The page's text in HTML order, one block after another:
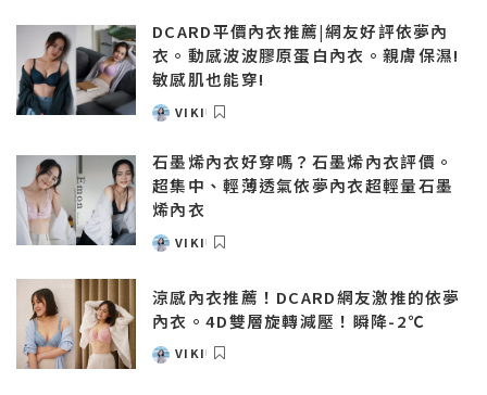
DCARD平價內衣推薦|網友好評依夢內
衣。動感波波膠原蛋白內衣。親膚保濕!
敏感肌也能穿!
POSTED
VIKI
石墨烯內衣好穿嗎？石墨烯內衣評價。
超集中、輕薄透氣依夢內衣超輕量石墨
烯內衣
POSTED
VIKI
涼感內衣推薦！DCARD網友激推的依夢
內衣。4D雙層旋轉減壓！瞬降-2℃
POSTED
VIKI